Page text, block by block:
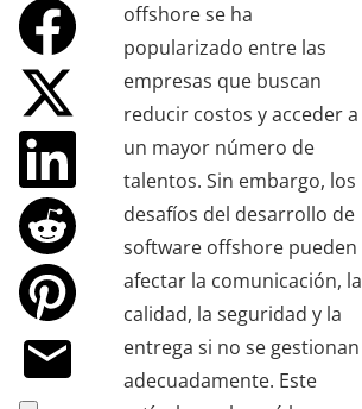
offshore se ha
popularizado entre las
empresas que buscan
reducir costos y acceder a
un mayor número de
talentos. Sin embargo, los
desafíos del desarrollo de
software offshore pueden
afectar la comunicación, la
calidad, la seguridad y la
entrega si no se gestionan
adecuadamente. Este